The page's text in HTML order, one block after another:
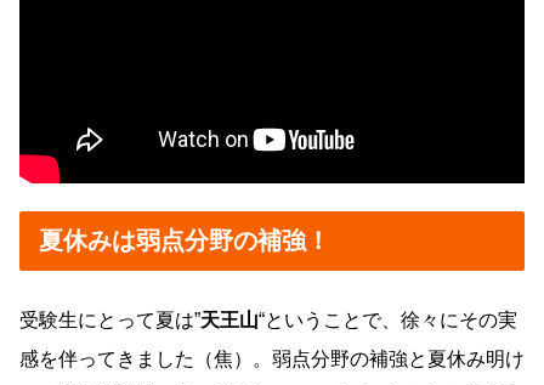
夏休みは弱点分野の補強！
受験生にとって夏は”天王山“ということで、徐々にその実
感を伴ってきました（焦）。弱点分野の補強と夏休み明け